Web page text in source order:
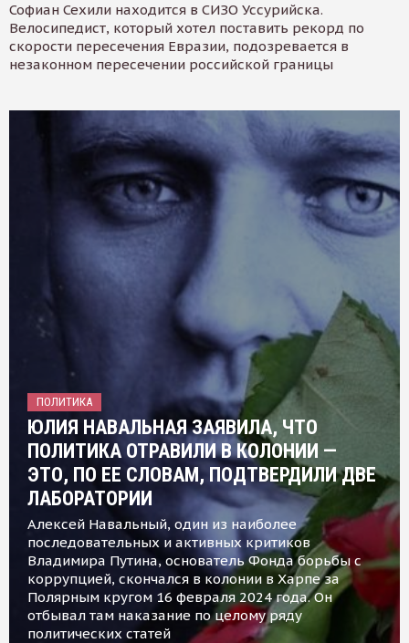
Софиан Сехили находится в СИЗО Уссурийска.
Велосипедист, который хотел поставить рекорд по
скорости пересечения Евразии, подозревается в
незаконном пересечении российской границы
ПОЛИТИКА
ЮЛИЯ НАВАЛЬНАЯ ЗАЯВИЛА, ЧТО
ПОЛИТИКА ОТРАВИЛИ В КОЛОНИИ —
ЭТО, ПО ЕЕ СЛОВАМ, ПОДТВЕРДИЛИ ДВЕ
ЛАБОРАТОРИИ
Алексей Навальный, один из наиболее
последовательных и активных критиков
Владимира Путина, основатель Фонда борьбы с
коррупцией, скончался в колонии в Харпе за
Полярным кругом 16 февраля 2024 года. Он
отбывал там наказание по целому ряду
политических статей